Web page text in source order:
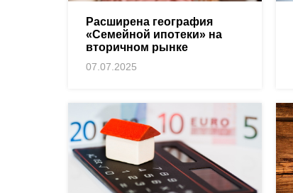
Расширена география
«Семейной ипотеки» на
вторичном рынке
07.07.2025